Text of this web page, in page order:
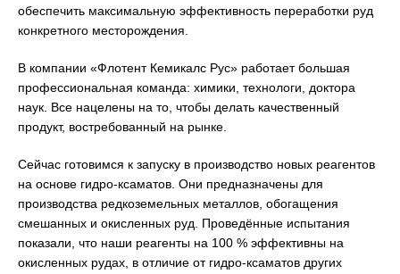
обеспечить максимальную эффективность переработки руд
конкретного месторождения.
В компании «Флотент Кемикалс Рус» работает большая
профессиональная команда: химики, технологи, доктора
наук. Все нацелены на то, чтобы делать качественный
продукт, востребованный на рынке.
Сейчас готовимся к запуску в производство новых реагентов
на основе гидро-ксаматов. Они предназначены для
производства редкоземельных металлов, обогащения
смешанных и окисленных руд. Проведённые испытания
показали, что наши реагенты на 100 % эффективны на
окисленных рудах, в отличие от гидро-ксаматов других